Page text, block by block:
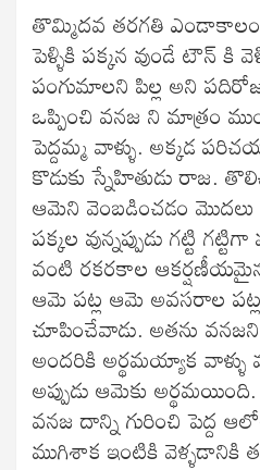
తొమ్మిదవ తరగతి
పెళ్ళికి పక్కన వుండే టౌన్ కి
పంగుమాలని పిల్ల అని
ఒప్పించి వనజ ని మాత్రం
పెద్దమ్మ వాళ్ళు. అక్కడ
కొడుకు స్నేహితుడు రాజ.
ఆమెని వెంబడించడం మొదలు
పక్కల వున్నప్పుడు గట్టి
వంటి రకరకాల
ఆమె పట్ల ఆమె అవసరాల పట్ల
చూపించేవాడు. అతను వనజని
అందరికి అర్థమయ్యాక
అప్పుడు ఆమెకు
వనజ దాన్ని గురించి పెద్ద
ముగిశాక ఇంటికి వెళ్ళడానికి